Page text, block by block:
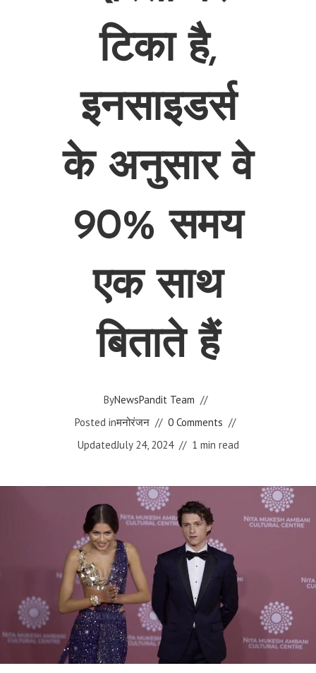
टिका है,
इनसाइडर्स
के अनुसार वे
90% समय
एक साथ
बिताते हैं
ByNewsPandit Team
Posted inमनोरंजन
0 Comments
UpdatedJuly 24, 2024 1 min read